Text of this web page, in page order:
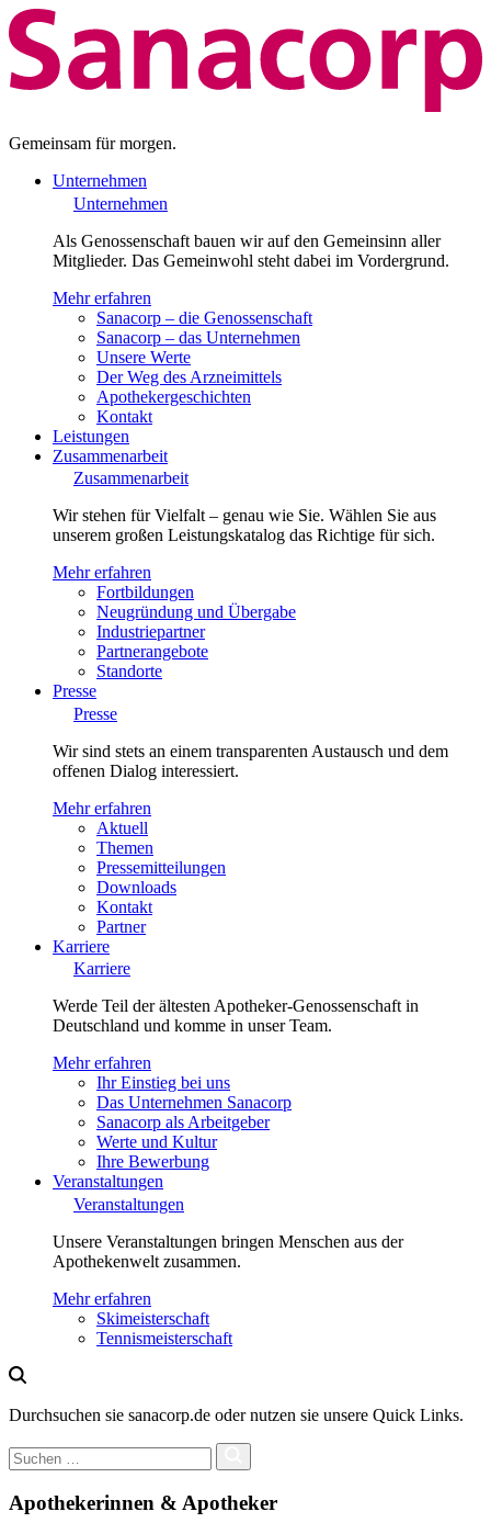
Gemeinsam für morgen.
Unternehmen
Unternehmen
Als Genossenschaft bauen wir auf den Gemeinsinn aller
Mitglieder. Das Gemeinwohl steht dabei im Vordergrund.
Mehr erfahren
Sanacorp – die Genossenschaft
Sanacorp – das Unternehmen
Unsere Werte
Der Weg des Arzneimittels
Apothekergeschichten
Kontakt
Leistungen
Zusammenarbeit
Zusammenarbeit
Wir stehen für Vielfalt – genau wie Sie. Wählen Sie aus
unserem großen Leistungskatalog das Richtige für sich.
Mehr erfahren
Fortbildungen
Neugründung und Übergabe
Industriepartner
Partnerangebote
Standorte
Presse
Presse
Wir sind stets an einem transparenten Austausch und dem
offenen Dialog interessiert.
Mehr erfahren
Aktuell
Themen
Pressemitteilungen
Downloads
Kontakt
Partner
Karriere
Karriere
Werde Teil der ältesten Apotheker-Genossenschaft in
Deutschland und komme in unser Team.
Mehr erfahren
Ihr Einstieg bei uns
Das Unternehmen Sanacorp
Sanacorp als Arbeitgeber
Werte und Kultur
Ihre Bewerbung
Veranstaltungen
Veranstaltungen
Unsere Veranstaltungen bringen Menschen aus der
Apothekenwelt zusammen.
Mehr erfahren
Skimeisterschaft
Tennismeisterschaft
Durchsuchen sie sanacorp.de oder nutzen sie unsere Quick Links.
Apothekerinnen & Apotheker